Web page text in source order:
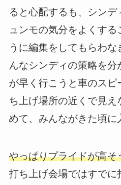
ると心配するも、シン
ュンモの気分をよくする
うに編集をしてもらわ
んなシンディの策略を
が早く行こうと車のス
ち上げ場所の近くで見
めて、みんながきた頃に
やっぱりプライドが高そ
打ち上げ会場ではすでに